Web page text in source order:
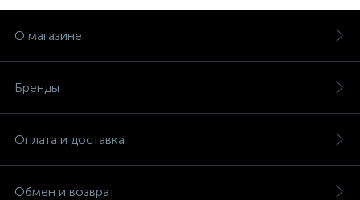
О магазине
Бренды
Оплата и доставка
Обмен и возврат